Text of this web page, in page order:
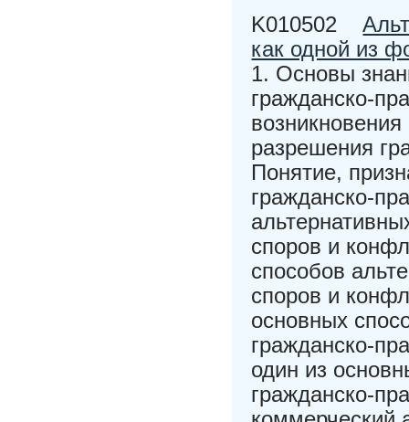
K010502
как одной из
1. Основы
гражданско-
разрешения
Понятие,
гражданско-
споров и
способов
споров и
основных
гражданско-
один из
гражданско-